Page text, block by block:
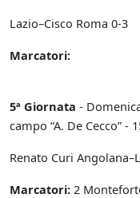
Lazio–Cisco Roma 0-3
Marcatori:
5ª Giornata -
campo “A. De Cecco” -
Renato Curi
Marcatori: 2